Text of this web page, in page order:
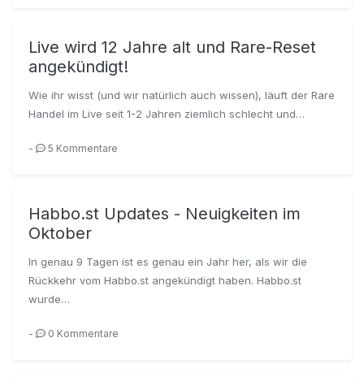
Live wird 12 Jahre alt und Rare-Reset
angekündigt!
Wie ihr wisst (und wir natürlich auch wissen), läuft der Rare
Handel im Live seit 1-2 Jahren ziemlich schlecht und…
- 5 Kommentare
Habbo.st Updates - Neuigkeiten im
Oktober
In genau 9 Tagen ist es genau ein Jahr her, als wir die
Rückkehr vom Habbo.st angekündigt haben. Habbo.st
wurde…
- 0 Kommentare